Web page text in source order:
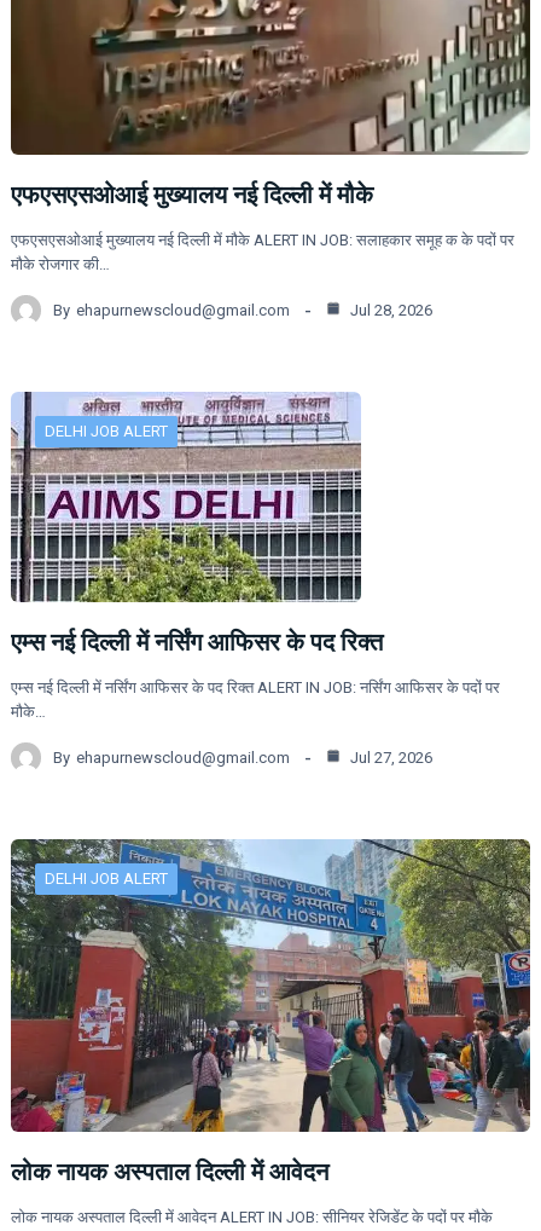
एफएसएसओआई मुख्यालय नई दिल्ली में मौके
एफएसएसओआई मुख्यालय नई दिल्ली में मौके ALERT IN JOB: सलाहकार समूह क के पदों पर
मौके रोजगार की…
By ehapurnewscloud@gmail.com Jul 28, 2026
DELHI JOB ALERT
एम्स नई दिल्ली में नर्सिंग आफिसर के पद रिक्त
एम्स नई दिल्ली में नर्सिंग आफिसर के पद रिक्त ALERT IN JOB: नर्सिंग आफिसर के पदों पर
मौके…
By ehapurnewscloud@gmail.com Jul 27, 2026
DELHI JOB ALERT
लोक नायक अस्पताल दिल्ली में आवेदन
लोक नायक अस्पताल दिल्ली में आवेदन ALERT IN JOB: सीनियर रेजिडेंट के पदों पर मौके